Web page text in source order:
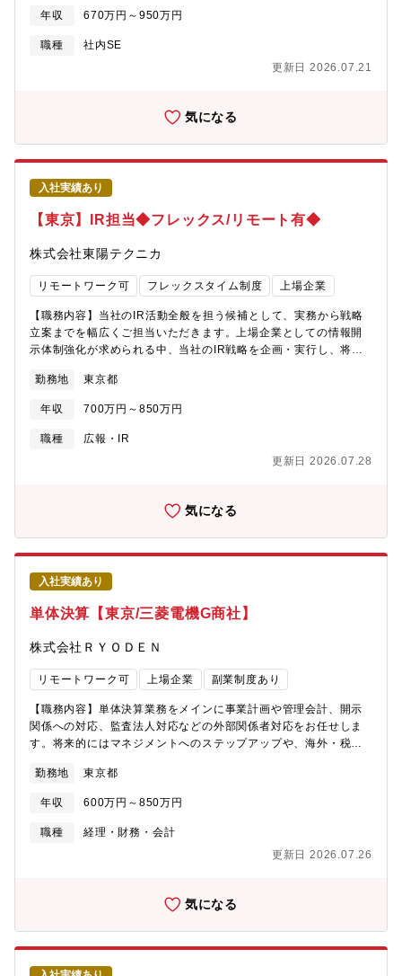
案・実施■ヘルプデスクの管理■クラウドやネットワーク周りのイ
ンフラ企画・構成提案■業務効率化ツールの選定・導入企画など、
IT関連の企画業務全般を担当いただきます。自分でアイデアを出
し実現できる環境：世の中のトレンドを取り入れながら、生成AI
して推進可能です。■幅広い裁量：展示会への参加や新しいツー
ル・サービスの提案など、自由度高く業務に取り組めます。■成長
機会：DX推進の中核として、IT企画スキルを磨きながらキャリア
アップが可能です。【配属組織】DX戦略推進室（25名／兼務含
む） IT推進部 IT企画課（5名）【同社について】・三菱電機グ
ループ、国内最大手のエレクトロニクス専門技術商社でプライム
上場、売上高2,590億円を誇る企業です。・1947年創業、三菱電
機グループで取扱い商材も半導体、FA・施設、通信等と多数ある
ので安定した業績を保っています。※主要取引；三菱電機/パナソ
ニック/アイシン/三菱電機住環境システムズ/シチズンマシナリー/
高砂熱学工業/サンケン電気等・冷熱システム事業、ビルシステム
事業、エレクトロニクス事業、FAシステム事業の4つのコア事業に
加えてスマートアグリ事業、ヘルスケア事業、ICT事業という新分
野にドメインを広げ、同社だからこそできるチャレンジを展開し
ております。・毎年多くのキャリア採用の方が入社されており、
られる環境で、パソナから入社実績のある企業です。
年収 670万円～950万円
職種
社内SE
更新日 2026.07.21
気になる
入社実績あり
【東京】IR担当◆フレックス/リモート有◆
株式会社東陽テクニカ
リモートワーク可 フレックスタイム制度 上場企業
【職務内容】当社のIR活動全般を担う候補として、実務から戦略
立案までを幅広くご担当いただきます。上場企業としての情報開
示体制強化が求められる中、当社のIR戦略を企画・実行し、将来
待しています。具体的には、以下の業務をご担当頂きます。・投
資家/アナリスト対応（投資家1on1ミーティング、取材対応）・決
算説明資料、株主通信、統合報告書、中期経営計画の作成・監
修・決算説明会の企画、運営・上場企業としてのディスクロージ
通じたIR戦略の企画・実行・メンバーの指導および育成【働き
き、通院やお子様の送迎のために中抜けすることや早上がりする
ことが可能です。コアタイムもなく、最低勤務時間で3.5時間、朝
5時から午後10時の間で使用することが可能です。
勤務地 東京都
年収 700万円～850万円
職種
広報・IR
更新日 2026.07.28
気になる
入社実績あり
単体決算【東京/三菱電機G商社】
株式会社ＲＹＯＤＥＮ
リモートワーク可 上場企業 副業制度あり
【職務内容】単体決算業務をメインに事業計画や管理会計、開示
関係への対応、監査法人対応などの外部関係者対応をお任せしま
す。将来的にはマネジメントへのステップアップや、海外・税
期対応 ■事業計画の策定、単体の開示関係業務 ■税務関連の対
応 ■管理会計への対応 ■監査法人など外部関係者への対応【将
来のキャリア】連結決算、財務、投資関連業務は別セクションで
すが、意欲次第で将来的に連結決算や財務、海外勤務への挑戦も
プを目指せます。【配属組織】経理部19名【働き方について】週1
フレックス制も家庭の状況（子育て等）に合わせて柔軟に活用で
き、多くの社員が両立して活躍中です。※通常の残業時間は月10
～20時間程ですが、決算期には月45時間程度残業が発生する可能
性もございます。【同社について】・三菱電機グループ、国内最
大手のエレクトロニクス専門技術商社でプライム上場、売上高
勤務地 東京都
年収 600万円～850万円
職種
経理・財務・会計
更新日 2026.07.26
気になる